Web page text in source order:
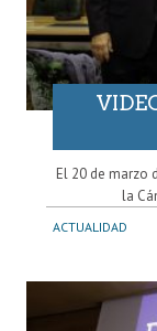
El 20 de marzo
la
ACTUALIDAD